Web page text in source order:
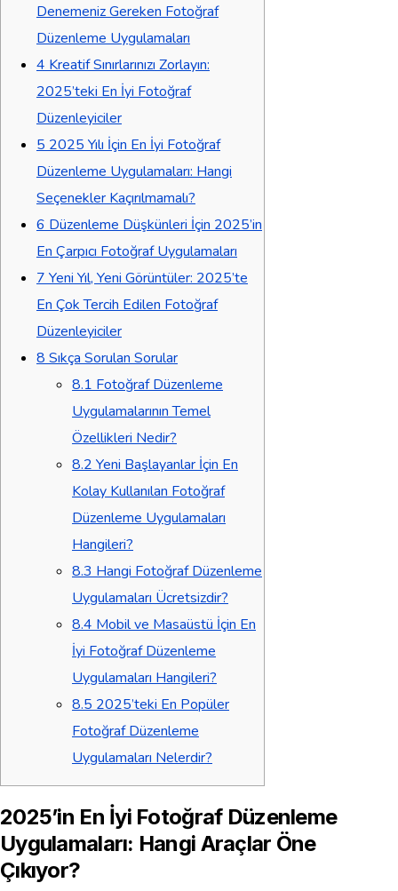
Denemeniz Gereken Fotoğraf
Düzenleme Uygulamaları
4 Kreatif Sınırlarınızı Zorlayın:
2025’teki En İyi Fotoğraf
Düzenleyiciler
5 2025 Yılı İçin En İyi Fotoğraf
Düzenleme Uygulamaları: Hangi
Seçenekler Kaçırılmamalı?
6 Düzenleme Düşkünleri İçin 2025’in
En Çarpıcı Fotoğraf Uygulamaları
7 Yeni Yıl, Yeni Görüntüler: 2025’te
En Çok Tercih Edilen Fotoğraf
Düzenleyiciler
8 Sıkça Sorulan Sorular
8.1 Fotoğraf Düzenleme
Uygulamalarının Temel
Özellikleri Nedir?
8.2 Yeni Başlayanlar İçin En
Kolay Kullanılan Fotoğraf
Düzenleme Uygulamaları
Hangileri?
8.3 Hangi Fotoğraf Düzenleme
Uygulamaları Ücretsizdir?
8.4 Mobil ve Masaüstü İçin En
İyi Fotoğraf Düzenleme
Uygulamaları Hangileri?
8.5 2025’teki En Popüler
Fotoğraf Düzenleme
Uygulamaları Nelerdir?
2025’in En İyi Fotoğraf Düzenleme
Uygulamaları: Hangi Araçlar Öne
Çıkıyor?